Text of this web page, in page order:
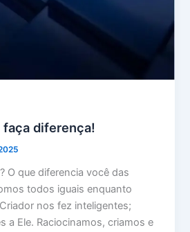
diferença!
O que diferencia você das
todos iguais enquanto
nos fez inteligentes;
a Ele. Raciocinamos, criamos e